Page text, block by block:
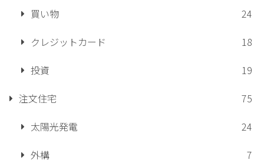
買い物
24
クレジットカード
18
投資
19
注文住宅
75
太陽光発電
24
外構
7